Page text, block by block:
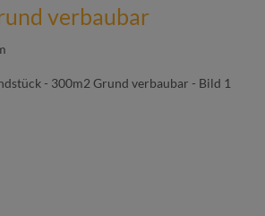
verbaubar